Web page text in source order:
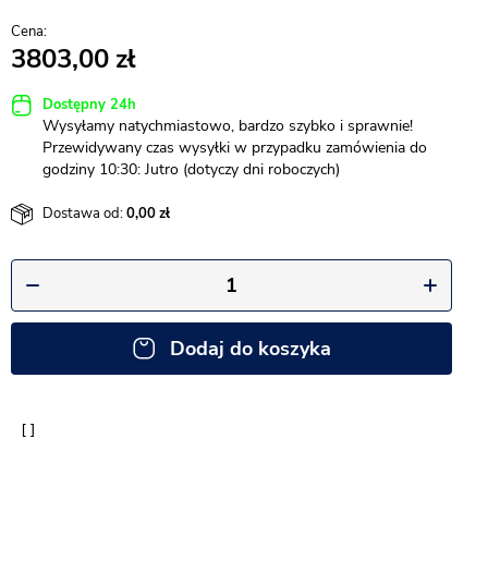
3803,00
Dostępny 24h
Wysyłamy natychmiastowo, bardzo szybko i sprawnie!
Przewidywany czas wysyłki w przypadku zamówienia do
godziny 10:30: Jutro (dotyczy dni roboczych)
Dostawa od:0,00
Dodaj do koszyka